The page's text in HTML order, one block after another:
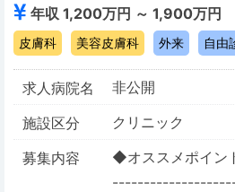
年収 1,200万円 ～ 1,900万円
皮膚科 美容皮膚科 外来 自由
求人病院名
非公開
施設区分
クリニック
募集内容
◆オススメポイ